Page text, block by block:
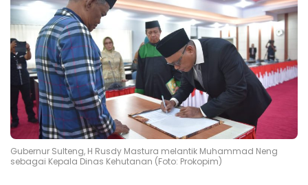
Gubernur Sulteng, H Rusdy Mastura melantik Muhammad Neng
sebagai Kepala Dinas Kehutanan (Foto: Prokopim)